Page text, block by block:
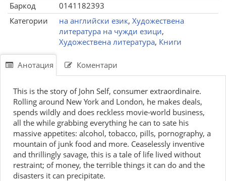
Баркод
0141182393
Категории
на английски език, Художествена
литература на чужди езици,
Художествена литература, Книги
Анотация Коментари
This is the story of John Self, consumer extraordinaire.
Rolling around New York and London, he makes deals,
spends wildly and does reckless movie-world business,
all the while grabbing everything he can to sate his
massive appetites: alcohol, tobacco, pills, pornography, a
mountain of junk food and more. Ceaselessly inventive
and thrillingly savage, this is a tale of life lived without
restraint; of money, the terrible things it can do and the
disasters it can precipitate.